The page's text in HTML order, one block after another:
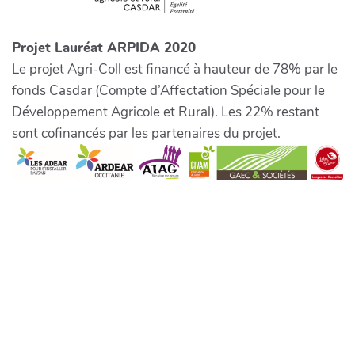
Projet Lauréat ARPIDA 2020
Le projet Agri-Coll est financé à hauteur de 78% par le
fonds Casdar (Compte d’Affectation Spéciale pour le
Développement Agricole et Rural). Les 22% restant
sont cofinancés par les partenaires du projet.